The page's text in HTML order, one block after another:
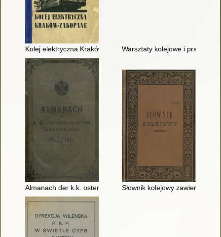
Kolej elektryczna Kraków-ZakopaneWarsztaty kolejowe i praktyka
Almanach der k.k. osterreichischen Staatsbahnen 1913/1
Słownik kolejowy zawierający